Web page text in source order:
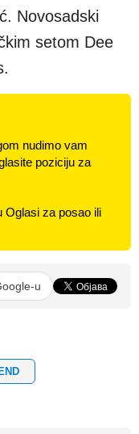
Novosadski
setom Dee
nudimo vam
poziciju za
Oglasi za posao ili
u